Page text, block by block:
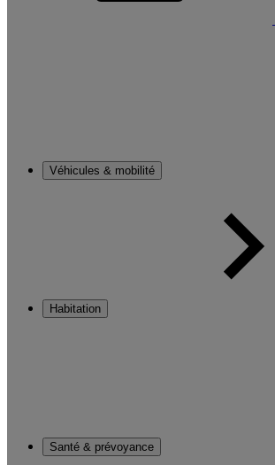
Véhicules & mobilité
Habitation
Santé & prévoyance